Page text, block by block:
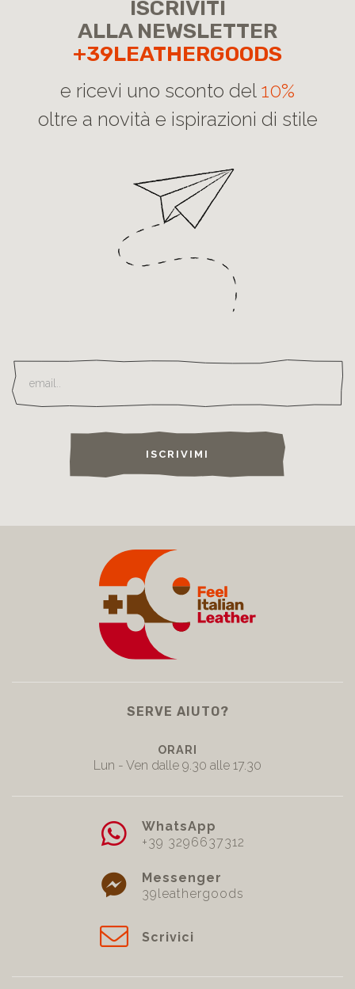
ISCRIVITI
ALLA NEWSLETTER
+39LEATHERGOODS
e ricevi uno sconto del 10%
oltre a novità e ispirazioni di stile
ISCRIVIMI
SERVE AIUTO?
ORARI
Lun - Ven dalle 9.30 alle 17.30
WhatsApp
+39 3296637312
Messenger
39leathergoods
Scrivici